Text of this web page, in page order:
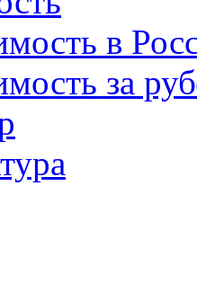
в
за